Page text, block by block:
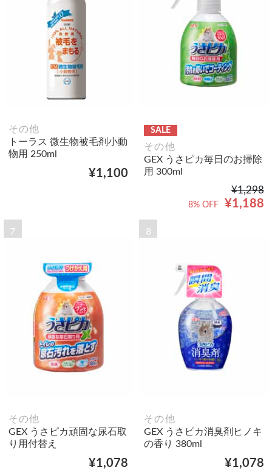
その他
トーラス 微生物被毛剤小動
物用 250ml
¥1,100
SALE
その他
GEX うさピカ毎日のお掃除
用 300ml
¥1,298
¥1,188
8% OFF
7
その他
GEX うさピカ頑固な尿石取
り用付替え
¥1,078
8
その他
GEX うさピカ消臭剤ヒノキ
の香り 380ml
¥1,078